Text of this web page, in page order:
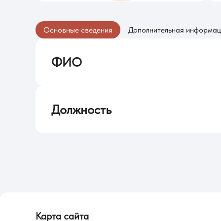
Основные сведения Дополнительная
ФИО
Рябова Марина Вадимовна
Должность
Карта сайта